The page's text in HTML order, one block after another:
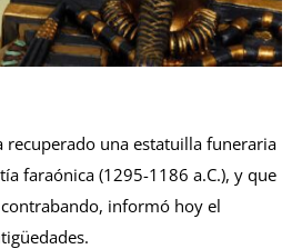
recuperado una estatuilla funeraria
faraónica (1295-1186 a.C.), y que
informó hoy el